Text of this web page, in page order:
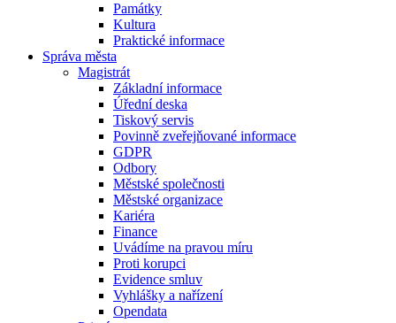
Památky
Kultura
Praktické informace
Správa města
Magistrát
Základní informace
Úřední deska
Tiskový servis
Povinně zveřejňované informace
GDPR
Odbory
Městské společnosti
Městské organizace
Kariéra
Finance
Uvádíme na pravou míru
Proti korupci
Evidence smluv
Vyhlášky a nařízení
Opendata